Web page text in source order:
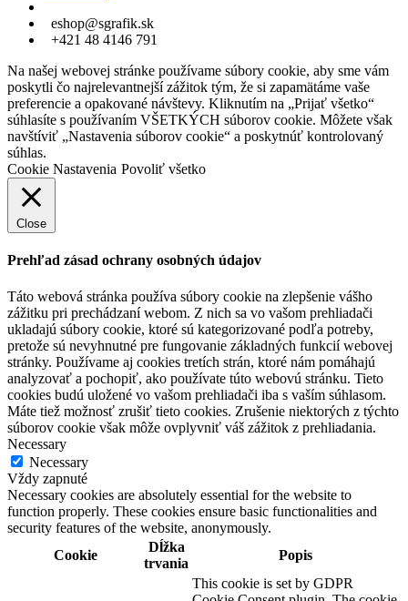
eshop@sgrafik.sk
+421 48 4146 791
Na našej webovej stránke používame súbory cookie, aby sme vám
poskytli čo najrelevantnejší zážitok tým, že si zapamätáme vaše
preferencie a opakované návštevy. Kliknutím na „Prijať všetko“
súhlasíte s používaním VŠETKÝCH súborov cookie. Môžete však
navštíviť „Nastavenia súborov cookie“ a poskytnúť kontrolovaný
súhlas.
Cookie Nastavenia Povoliť všetko
Close
Prehľad zásad ochrany osobných údajov
Táto webová stránka používa súbory cookie na zlepšenie vášho
zážitku pri prechádzaní webom. Z nich sa vo vašom prehliadači
ukladajú súbory cookie, ktoré sú kategorizované podľa potreby,
pretože sú nevyhnutné pre fungovanie základných funkcií webovej
stránky. Používame aj cookies tretích strán, ktoré nám pomáhajú
analyzovať a pochopiť, ako používate túto webovú stránku. Tieto
cookies budú uložené vo vašom prehliadači iba s vaším súhlasom.
Máte tiež možnosť zrušiť tieto cookies. Zrušenie niektorých z týchto
súborov cookie však môže ovplyvniť váš zážitok z prehliadania.
Necessary
Necessary
Vždy zapnuté
Necessary cookies are absolutely essential for the website to
function properly. These cookies ensure basic functionalities and
security features of the website, anonymously.
Cookie
Dĺžka
trvania
Popis
This cookie is set by GDPR